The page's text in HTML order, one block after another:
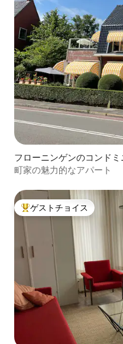
フローニンゲンのコンドミ
町家の魅力的なアパート
大好評のゲストチョイスで
ゲストチョイス